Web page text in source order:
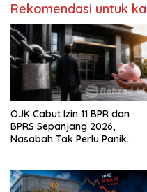
Rekomendasi untuk
OJK Cabut Izin 11 BPR dan
BPRS Sepanjang 2026,
Nasabah Tak Perlu Panik